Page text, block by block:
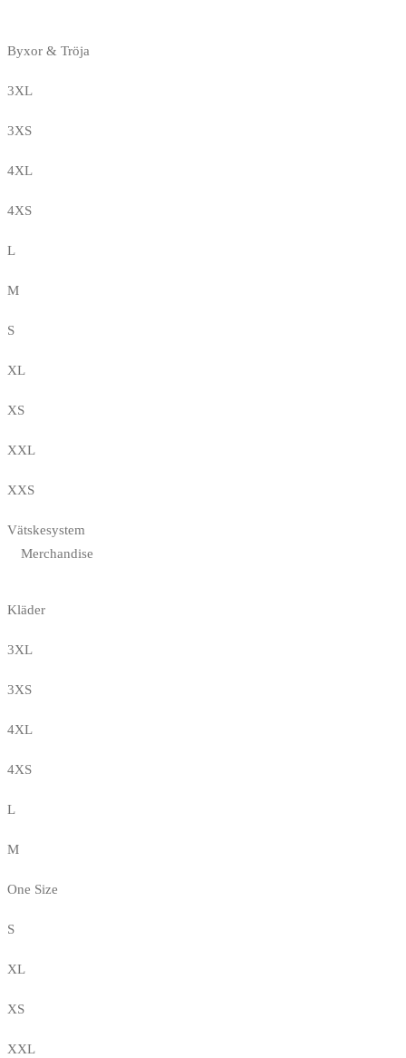
Byxor & Tröja
3XL
3XS
4XL
4XS
L
M
S
XL
XS
XXL
XXS
Vätskesystem
Merchandise
Kläder
3XL
3XS
4XL
4XS
L
M
One Size
S
XL
XS
XXL